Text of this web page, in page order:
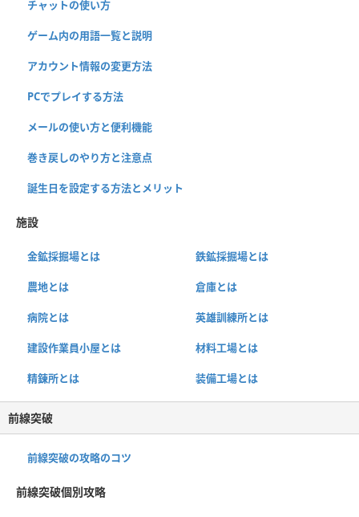
チャットの使い方
ゲーム内の用語一覧と説明
アカウント情報の変更方法
PCでプレイする方法
メールの使い方と便利機能
巻き戻しのやり方と注意点
誕生日を設定する方法とメリット
施設
金鉱採掘場とは 鉄鉱採掘場とは
農地とは 倉庫とは
病院とは 英雄訓練所とは
建設作業員小屋とは 材料工場とは
精錬所とは 装備工場とは
前線突破
前線突破の攻略のコツ
前線突破個別攻略